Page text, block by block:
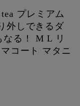
プレミアム
外しできるダ
なる！ M L リ
コート マタニ